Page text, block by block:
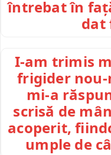
întrebat în
dat
I-am trimis
frigider
mi-a
scrisă de
acoperit,
umple de